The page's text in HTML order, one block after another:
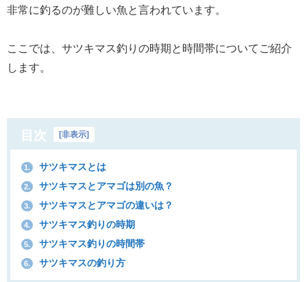
非常に釣るのが難しい魚と言われています。
ここでは、サツキマス釣りの時期と時間帯についてご紹介
します。
目次 非表示
1. サツキマスとは
2. サツキマスとアマゴは別の魚？
3. サツキマスとアマゴの違いは？
4. サツキマス釣りの時期
5. サツキマス釣りの時間帯
6. サツキマスの釣り方